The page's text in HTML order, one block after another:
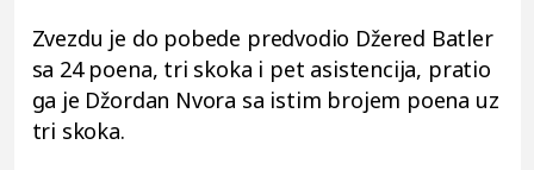
Zvezdu je do pobede predvodio Džered Batler
sa 24 poena, tri skoka i pet asistencija, pratio
ga je Džordan Nvora sa istim brojem poena uz
tri skoka.